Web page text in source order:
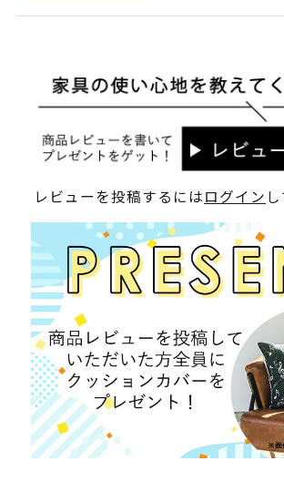
レビューを投稿するにはログイン